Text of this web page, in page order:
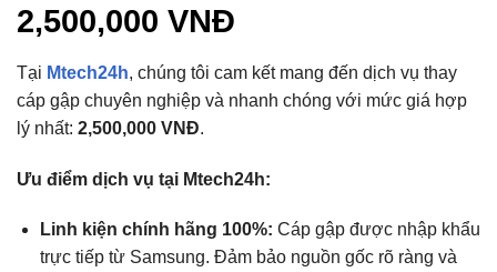
2,500,000 VNĐ
Tại Mtech24h, chúng tôi cam kết mang đến dịch vụ thay
cáp gập chuyên nghiệp và nhanh chóng với mức giá hợp
lý nhất: 2,500,000 VNĐ.
Ưu điểm dịch vụ tại Mtech24h:
Linh kiện chính hãng 100%: Cáp gập được nhập khẩu
trực tiếp từ Samsung. Đảm bảo nguồn gốc rõ ràng và